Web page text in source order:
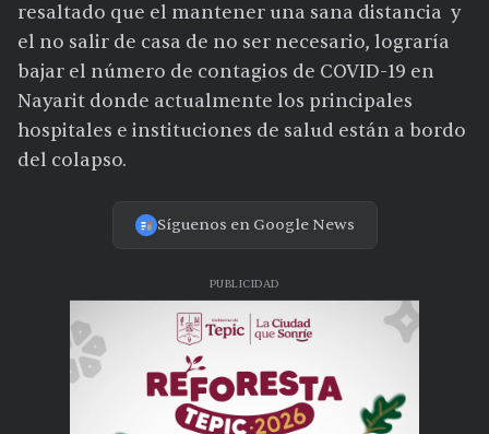
resaltado que el mantener una sana distancia y
el no salir de casa de no ser necesario, lograría
bajar el número de contagios de COVID-19 en
Nayarit donde actualmente los principales
hospitales e instituciones de salud están a bordo
del colapso.
Síguenos en Google News
PUBLICIDAD